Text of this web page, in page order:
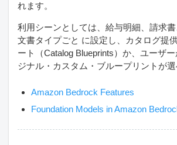
れます。
利用シーンとしては、給与明細、請求
文書タイプごと に設定し、カタログ提
ート（Catalog Blueprints）か、ユーザ
ジナル・カスタム・ブループリントが選
Amazon Bedrock Features
Foundation Models in Amazon